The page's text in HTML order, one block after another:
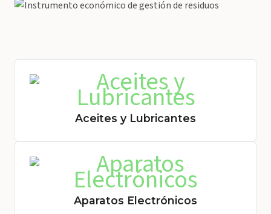
Aceites y Lubricantes
Aparatos Electrónicos